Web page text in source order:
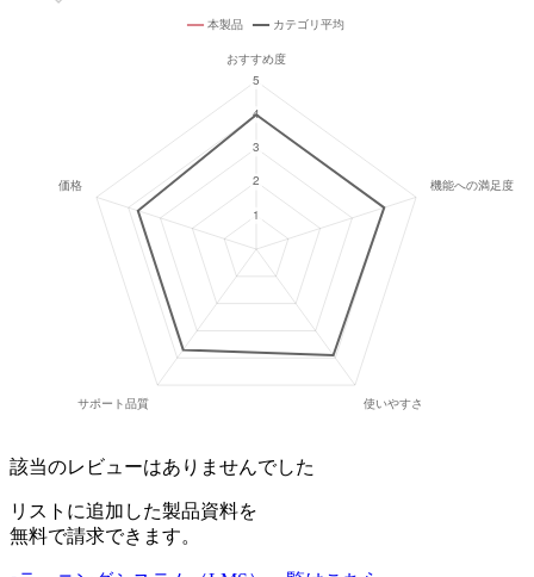
該当のレビューはありませんでした
リストに追加した製品資料を
無料で請求できます。